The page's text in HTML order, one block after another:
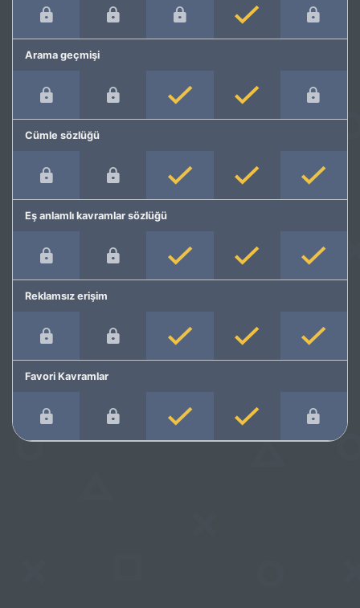
Arama geçmişi
Cümle sözlüğü
Eş anlamlı kavramlar sözlüğü
Reklamsız erişim
Favori Kavramlar